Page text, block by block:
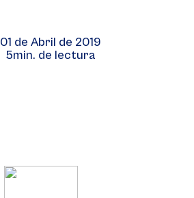
01 de Abril de 2019
5min. de lectura